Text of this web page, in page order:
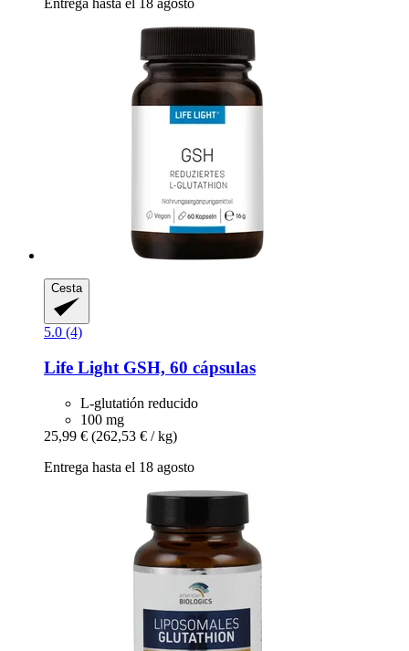
Cesta
5.0 (4)
Life Light GSH, 60 cápsulas
L-glutatión reducido
100 mg
25,99 € (262,53 € / kg)
Entrega hasta el 18 agosto